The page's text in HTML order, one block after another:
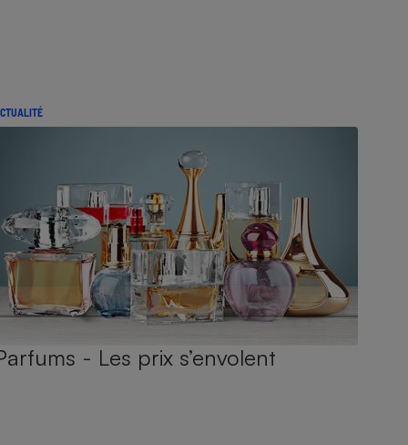
- Les prix s’envolent